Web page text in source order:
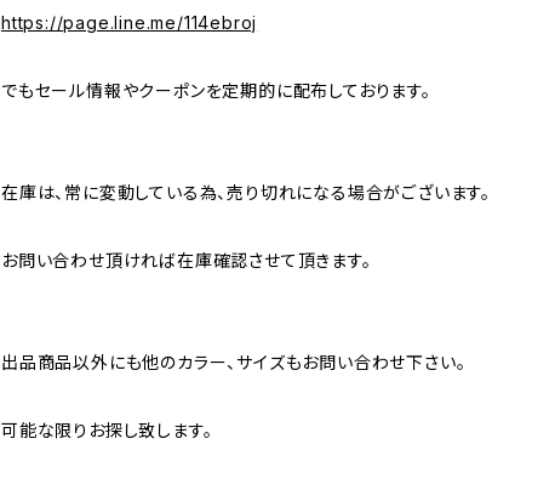
https://page.line.me/114ebroj
でもセール情報やクーポンを定期的に配布しております。
在庫は、常に変動している為、売り切れになる場合がございます。
お問い合わせ頂ければ在庫確認させて頂きます。
出品商品以外にも他のカラー、サイズもお問い合わせ下さい。
可能な限りお探し致します。